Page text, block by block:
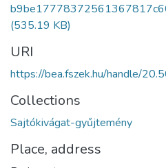
(535.19 KB)
URI
https://bea.fszek.hu/handle/
Collections
Sajtókivágat-gyűjtemény
Place, address